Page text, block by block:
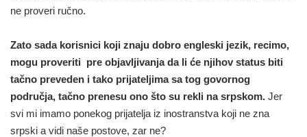
ne proveri ručno.
Zato sada korisnici koji znaju dobro engleski jezik, recimo,
mogu proveriti pre objavljivanja da li će njihov status biti
tačno preveden i tako prijateljima sa tog govornog
područja, tačno prenesu ono što su rekli na srpskom. Jer
svi mi imamo ponekog prijatelja iz inostranstva koji ne zna
srpski a vidi naše postove, zar ne?